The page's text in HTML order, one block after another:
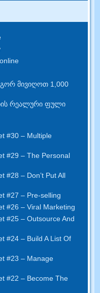
მივიღოთ 1,000
რეალური ფული
#30– Multiple
#29– The Personal
#28– Don’t Put All
#27– Pre-selling
#26– Viral Marketing
#25– Outsource And
#24– Build A List Of
#23– Manage
#22– Become The